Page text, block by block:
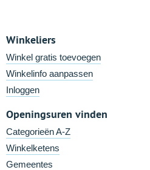
Winkeliers
Winkel gratis toevoegen
Winkelinfo aanpassen
Inloggen
Openingsuren vinden
Categorieën A-Z
Winkelketens
Gemeentes